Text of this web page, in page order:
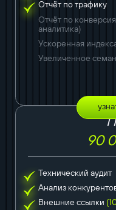
Отчёт по трафику
Отчёт по
аналитика)
Ускоренная
Увеличенное
90
Технический аудит
Анализ
Внешние ссылки